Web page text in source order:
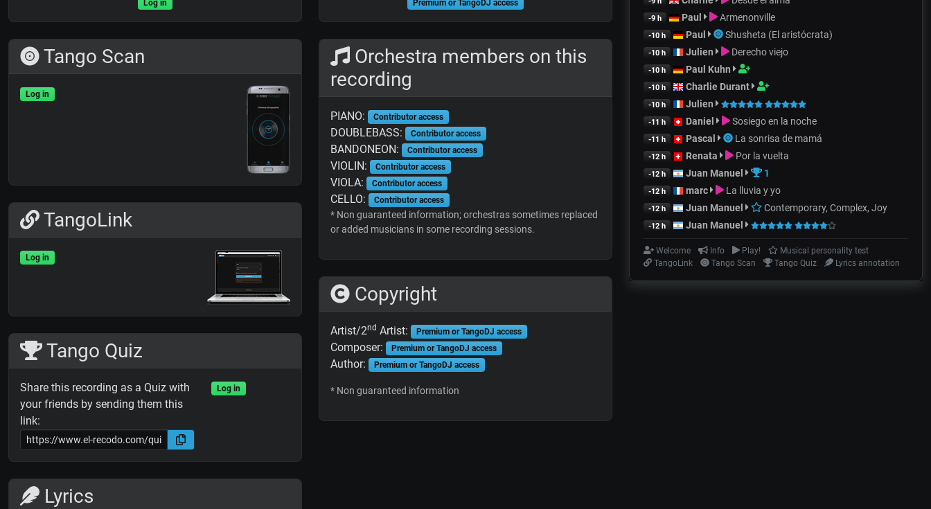
Log in
Tango Scan
Log in
TangoLink
Log in
Tango Quiz
Share this recording as a Quiz with
your friends by sending them this
link:
Log in
Lyrics
Premium or TangoDJ access
Orchestra members on this
recording
PIANO: Contributor access
DOUBLEBASS: Contributor access
BANDONEON: Contributor access
VIOLIN: Contributor access
VIOLA: Contributor access
CELLO: Contributor access
* Non guaranteed information; orchestras sometimes replaced
or added musicians in some recording sessions.
Copyright
Artist/2nd Artist: Premium or TangoDJ access
Composer: Premium or TangoDJ access
Author: Premium or TangoDJ access
* Non guaranteed information
-9 h Paul Armenonville
-10 h Paul Shusheta (El aristócrata)
-10 h Julien Derecho viejo
-10 h Paul Kuhn
-10 h Charlie Durant
-10 h Julien
-11 h Daniel Sosiego en la noche
-11 h Pascal La sonrisa de mamá
-12 h Renata Por la vuelta
-12 h Juan Manuel 1
-12 h marc La lluvia y yo
-12 h Juan Manuel Contemporary, Complex, Joy
-12 h Juan Manuel
Welcome Info Play!
Musical personality test
TangoLink
Tango Scan Tango Quiz Lyrics annotation